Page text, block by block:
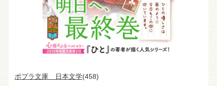
ポプラ文庫 日本文学(458)